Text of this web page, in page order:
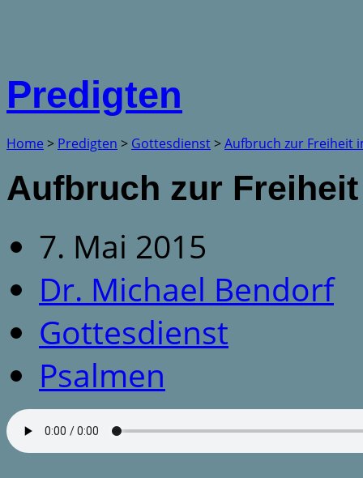
Predigten
Home > Predigten > Gottesdienst>Aufbruch zur Freiheit
Aufbruch zur
7. Mai 2015
Dr. Michael Bendorf
Gottesdienst
Psalmen